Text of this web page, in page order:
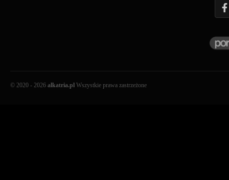
© 2020 - 2026 alkatria.pl Wszystkie prawa zastrzeżone